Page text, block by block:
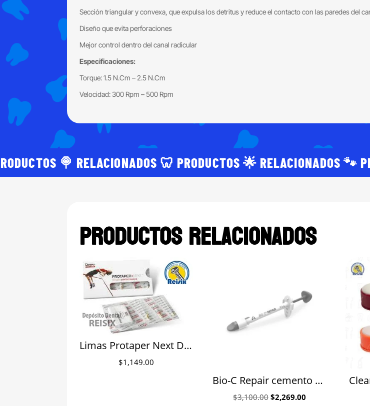
Sección triangular y convexa, que expulsa los detritus y reduce el contacto con las paredes del
Diseño que evita perforaciones
Mejor control dentro del canal radicular
Especificaciones:
Torque: 1.5 N.Cm – 2.5 N.Cm
Velocidad: 300 Rpm – 500 Rpm
🍭 RELACIONADOS 🦷 PRODUCTOS 🌟 RELACIONADOS 🐾
Productos relacionados
Limas Protaper Next Dentsply Maillefer
$1,149.00
Bio-C Repair cemento biocerámico de silicato tricálcico para reparación de dentina sin óxido de bismuto Angelus jeringa 0.5 g
$3,100.00 Original
$2,269.00Current